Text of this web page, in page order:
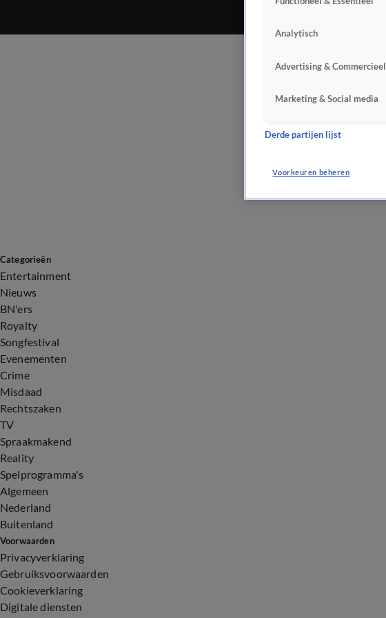
Categorieën
Entertainment
Nieuws
BN'ers
Royalty
Songfestival
Evenementen
Crime
Misdaad
Rechtszaken
TV
Spraakmakend
Reality
Spelprogramma's
Algemeen
Nederland
Buitenland
Voorwaarden
Privacyverklaring
Gebruiksvoorwaarden
Cookieverklaring
Digitale diensten
Analytisch
Advertising & Commercieel
Marketing & Social media
Derde partijen lijst
Voorkeuren beheren